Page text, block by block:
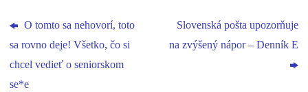
O tomto sa nehovorí, toto
sa rovno deje! Všetko, čo si
chcel vedieť o seniorskom
se*e
Slovenská pošta upozorňuje
na zvýšený nápor – Denník E